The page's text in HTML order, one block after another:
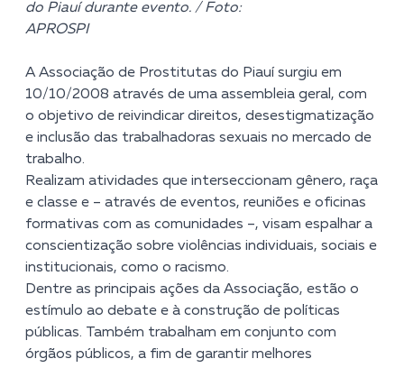
do Piauí durante evento. / Foto:
APROSPI
A Associação de Prostitutas do Piauí surgiu em
10/10/2008 através de uma assembleia geral, com
o objetivo de reivindicar direitos, desestigmatização
e inclusão das trabalhadoras sexuais no mercado de
trabalho.
Realizam atividades que interseccionam gênero, raça
e classe e – através de eventos, reuniões e oficinas
formativas com as comunidades –, visam espalhar a
conscientização sobre violências individuais, sociais e
institucionais, como o racismo.
Dentre as principais ações da Associação, estão o
estímulo ao debate e à construção de políticas
públicas. Também trabalham em conjunto com
órgãos públicos, a fim de garantir melhores